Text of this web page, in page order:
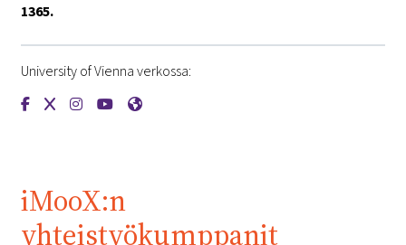
1365.
University of Vienna verkossa:
{mlang de}Universität Wien{mlang}{mlang other}University
{mlang de}Universität Wien{mlang}{mlang
{mlang de}Universität Wien{mlang}{mlang
{mlang de}Universität Wien{mlang}{mlang
{mlang de}Universität Wien{mlang}{mlang
iMooX:n
yhteistyökumppanit